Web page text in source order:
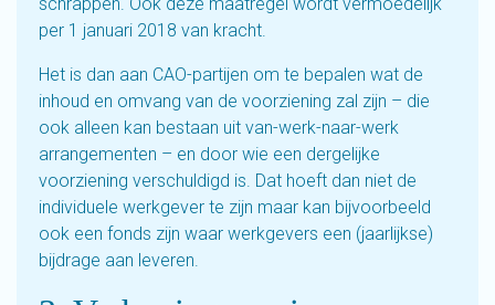
per 1 januari 2018 van kracht.
Het is dan aan CAO-partijen om te bepalen wat de
inhoud en omvang van de voorziening zal zijn – die
ook alleen kan bestaan uit van-werk-naar-werk
arrangementen – en door wie een dergelijke
voorziening verschuldigd is. Dat hoeft dan niet de
individuele werkgever te zijn maar kan bijvoorbeeld
ook een fonds zijn waar werkgevers een (jaarlijkse)
bijdrage aan leveren.